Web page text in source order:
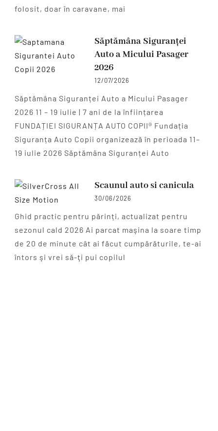
folosit, doar în caravane, mai
Săptămâna Siguranței
Auto a Micului Pasager
2026
12/07/2026
Săptămâna Siguranței Auto a Micului Pasager
2026 11 – 19 iulie | 7 ani de la înființarea
FUNDAȚIEI SIGURANȚA AUTO COPII® Fundația
Siguranța Auto Copii organizează în perioada 11–
19 iulie 2026 Săptămâna Siguranței Auto
Scaunul auto si canicula
30/06/2026
Ghid practic pentru părinți, actualizat pentru
sezonul cald 2026 Ai parcat maşina la soare timp
de 20 de minute cât ai făcut cumpărăturile, te-ai
întors şi vrei să-ţi pui copilul